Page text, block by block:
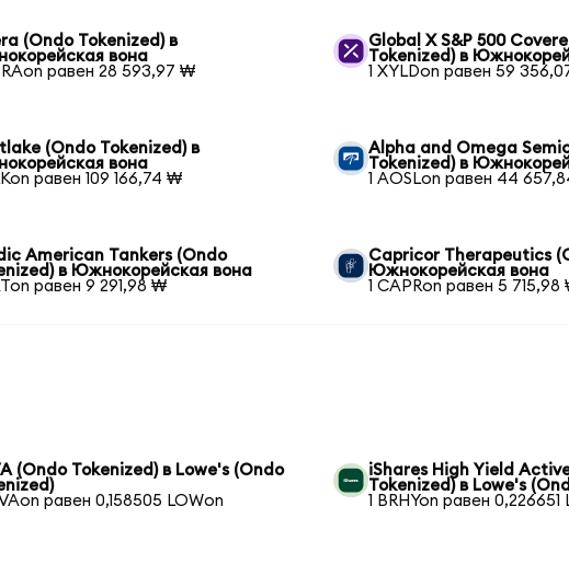
(Ondo Tokenized) в
вона
равен 28 593,97 ₩
Global X S&P 500
Tokenized) в
1 XYLDon равен 59
(Ondo Tokenized) в
вона
равен 109 166,74 ₩
Alpha and Omega
Tokenized) в
1 AOSLon равен 44
American Tankers (Ondo
в Южнокорейская вона
равен 9 291,98 ₩
Capricor Therapeutics
Южнокорейская вона
1 CAPRon равен 5 715,98
(Ondo Tokenized) в Lowe's (Ondo
равен 0,158505 LOWon
iShares High Yield
Tokenized) в Lowe's
1 BRHYon равен 0,226651